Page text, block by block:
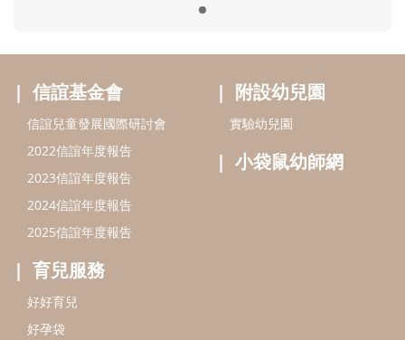
好孕袋
分齡育兒電子報
線上教養諮詢
出版服務
信誼基金出版社
閱讀推廣
Bookstart閱讀起步走
信誼幼兒文學獎